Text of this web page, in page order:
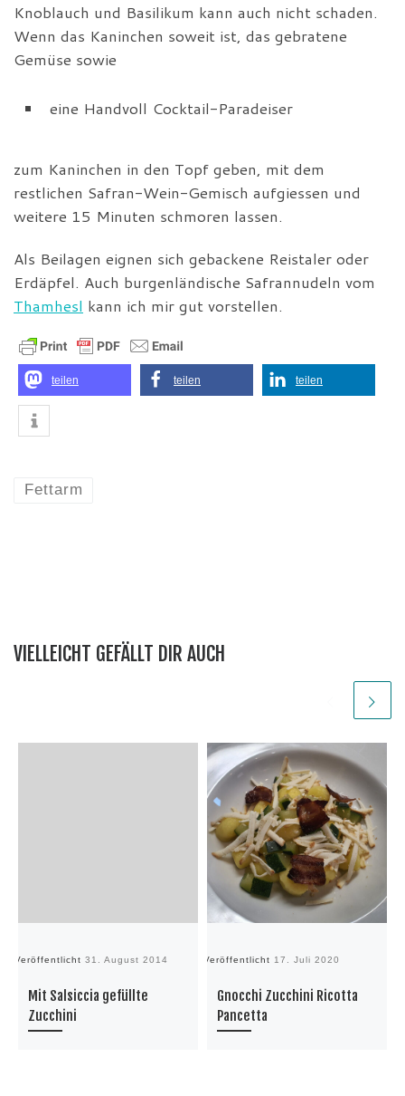
Knoblauch und Basilikum kann auch nicht schaden.
Wenn das Kaninchen soweit ist, das gebratene
Gemüse sowie
eine Handvoll Cocktail-Paradeiser
zum Kaninchen in den Topf geben, mit dem
restlichen Safran-Wein-Gemisch aufgiessen und
weitere 15 Minuten schmoren lassen.
Als Beilagen eignen sich gebackene Reistaler oder
Erdäpfel. Auch burgenländische Safrannudeln vom
Thamhesl kann ich mir gut vorstellen.
teilen teilen teilen
Fettarm
VIELLEICHT GEFÄLLT DIR AUCH
Veröffentlicht 31. August 2014
Mit Salsiccia gefüllte
Zucchini
Veröffentlicht 17. Juli 2020
Gnocchi Zucchini Ricotta
Pancetta